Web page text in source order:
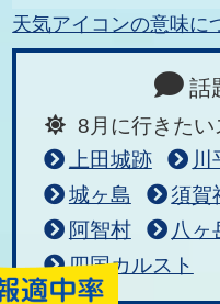
天気アイコンの意味に
話
8月に行きたい
上田城跡
川
城ヶ島
須賀
阿智村
八ヶ
四国カルスト